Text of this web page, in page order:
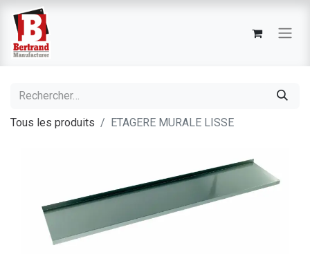
Tous les produits ETAGERE MURALE LISSE